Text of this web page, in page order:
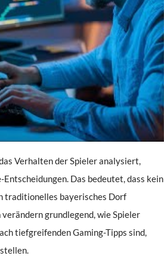
Verhalten der Spieler analysiert,
Das bedeutet, dass kein
traditionelles bayerisches Dorf
grundlegend, wie Spieler
tiefgreifenden Gaming-Tipps sind,